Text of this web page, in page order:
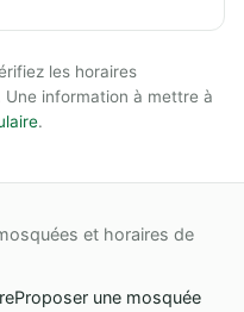
les horaires
information à mettre à
.
et horaires de
Proposer une mosquée